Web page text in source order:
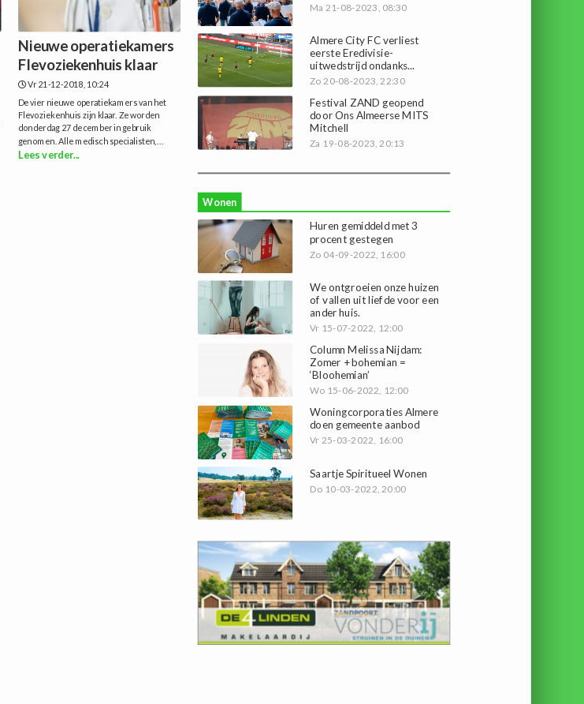
Nieuwe operatiekamers
Flevoziekenhuis klaar
Vr 21-12-2018, 10:24
De vier nieuwe operatiekamers van het
Flevoziekenhuis zijn klaar. Ze worden
donderdag 27 december in gebruik
genomen. Alle medisch specialisten,...
Lees verder...
Ma 21-08-2023, 08:30
Almere City FC verliest
eerste Eredivisie-
uitwedstrijd ondanks...
Zo 20-08-2023, 22:30
Festival ZAND geopend
door Ons Almeerse MITS
Mitchell
Za 19-08-2023, 20:13
Wonen
Huren gemiddeld met 3
procent gestegen
Zo 04-09-2022, 16:00
We ontgroeien onze huizen
of vallen uit liefde voor een
ander huis.
Vr 15-07-2022, 12:00
Column Melissa Nijdam:
Zomer + bohemian =
‘Bloohemian’
Wo 15-06-2022, 12:00
Woningcorporaties Almere
doen gemeente aanbod
Vr 25-03-2022, 16:00
Saartje Spiritueel Wonen
Do 10-03-2022, 20:00